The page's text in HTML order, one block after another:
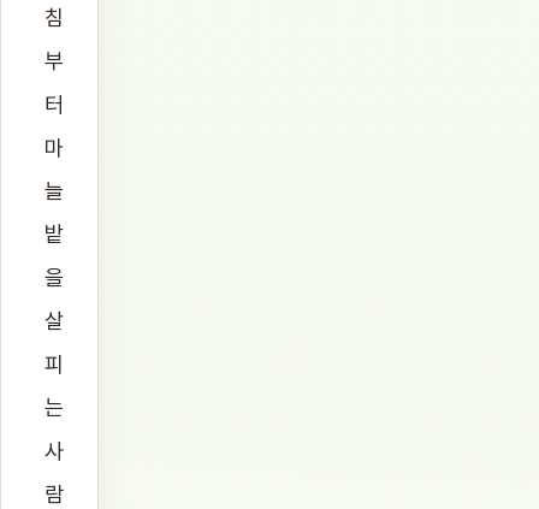
침
부
터
마
늘
밭
을
살
피
는
사
람